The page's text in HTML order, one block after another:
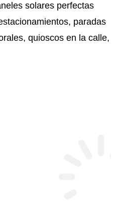
solares perfectas
paradas
quioscos en la calle,